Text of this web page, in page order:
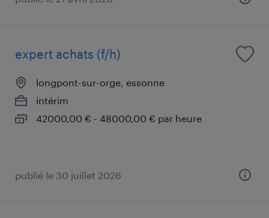
expert achats (f/h)
longpont-sur-orge, essonne
intérim
42000,00 € - 48000,00 € par heure
publié le 30 juillet 2026